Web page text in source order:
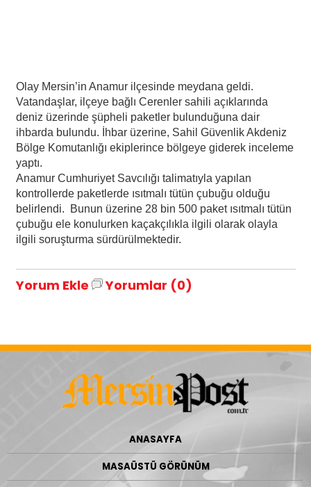
Olay Mersin’in Anamur ilçesinde meydana geldi.
Vatandaşlar, ilçeye bağlı Cerenler sahili açıklarında
deniz üzerinde şüpheli paketler bulunduğuna dair
ihbarda bulundu. İhbar üzerine, Sahil Güvenlik Akdeniz
Bölge Komutanlığı ekiplerince bölgeye giderek inceleme
yaptı.
Anamur Cumhuriyet Savcılığı talimatıyla yapılan
kontrollerde paketlerde ısıtmalı tütün çubuğu olduğu
belirlendi. Bunun üzerine 28 bin 500 paket ısıtmalı tütün
çubuğu ele konulurken kaçakçılıkla ilgili olarak olayla
ilgili soruşturma sürdürülmektedir.
Yorum Ekle Yorumlar (0)
ANASAYFA
MASAÜSTÜ GÖRÜNÜM